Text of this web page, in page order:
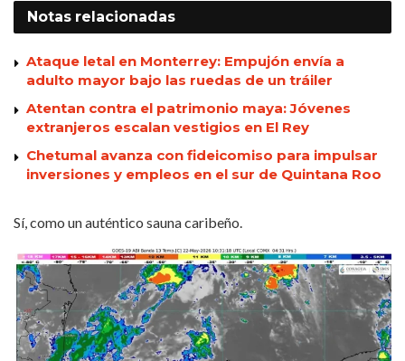
Notas relacionadas
Ataque letal en Monterrey: Empujón envía a
adulto mayor bajo las ruedas de un tráiler
Atentan contra el patrimonio maya: Jóvenes
extranjeros escalan vestigios en El Rey
Chetumal avanza con fideicomiso para impulsar
inversiones y empleos en el sur de Quintana Roo
Sí, como un auténtico sauna caribeño.